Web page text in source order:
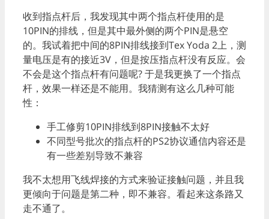
收到指点杆后，我发现其中两个指点杆使用的是
10PIN的排线，但是其中最外侧的两个PIN是悬空
的。我试着把中间的8PIN排线接到Tex Yoda 2上，测
量电压是有的接近3V，但是按压指点杆没有反应。会
不会是这个指点杆有问题呢? 于是我更换了一个指点
杆，效果一样还是不能用。我猜测有这么几种可能
性：
手工修剪10PIN排线到8PIN接触不太好
不同型号批次的指点杆的PS2协议通信内容还是
有一些差别导致不兼容
我不太想用飞线焊接的方式来验证接触问题，并且我
更倾向于问题是第二种，即不兼容。看起来这条路又
走不通了。